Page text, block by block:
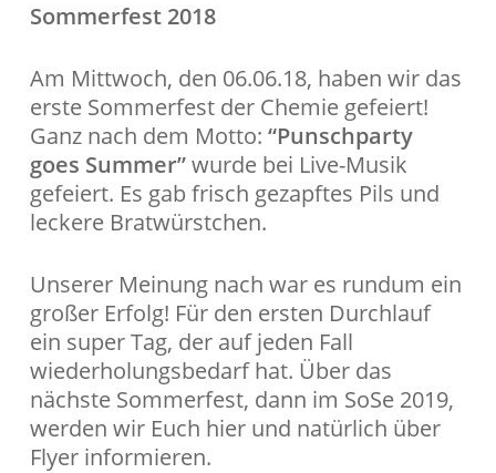
Sommerfest 2018
Am Mittwoch, den 06.06.18, haben wir das
erste Sommerfest der Chemie gefeiert!
Ganz nach dem Motto: “Punschparty
goes Summer”wurde bei Live-Musik
gefeiert. Es gab frisch gezapftes Pils und
leckere Bratwürstchen.
Unserer Meinung nach war es rundum ein
großer Erfolg! Für den ersten Durchlauf
ein super Tag, der auf jeden Fall
wiederholungsbedarf hat. Über das
nächste Sommerfest, dann im SoSe 2019,
werden wir Euch hier und natürlich über
Flyer informieren.